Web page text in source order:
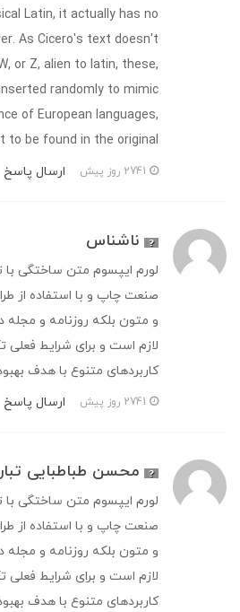
Latin, it actually has no
As Cicero's text doesn't
or Z, alien to latin, these,
randomly to mimic
of European languages,
to be found in the original.
ارسال پاسخ
ناشناس
لورم ایپسوم متن ساختگی با
صنعت چاپ و با استفاده از
و متون بلکه روزنامه و
لازم است و برای شرایط فعلی
کاربردهای متنوع با هدف
ارسال پاسخ
محسن طباطبایی
لورم ایپسوم متن ساختگی با
صنعت چاپ و با استفاده از
و متون بلکه روزنامه و
لازم است و برای شرایط فعلی
کاربردهای متنوع با هدف